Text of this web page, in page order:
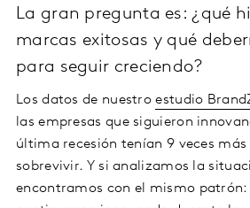
La gran pregunta es: ¿qué
marcas exitosas y qué
para seguir creciendo?
Los datos de nuestroestudio
las empresas que siguieron
última recesión tenían 9 veces
sobrevivir. Y si analizamos la
encontramos con el mismo patrón: